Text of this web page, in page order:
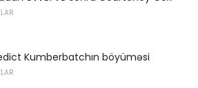
Kumberbatchın böyüməsi